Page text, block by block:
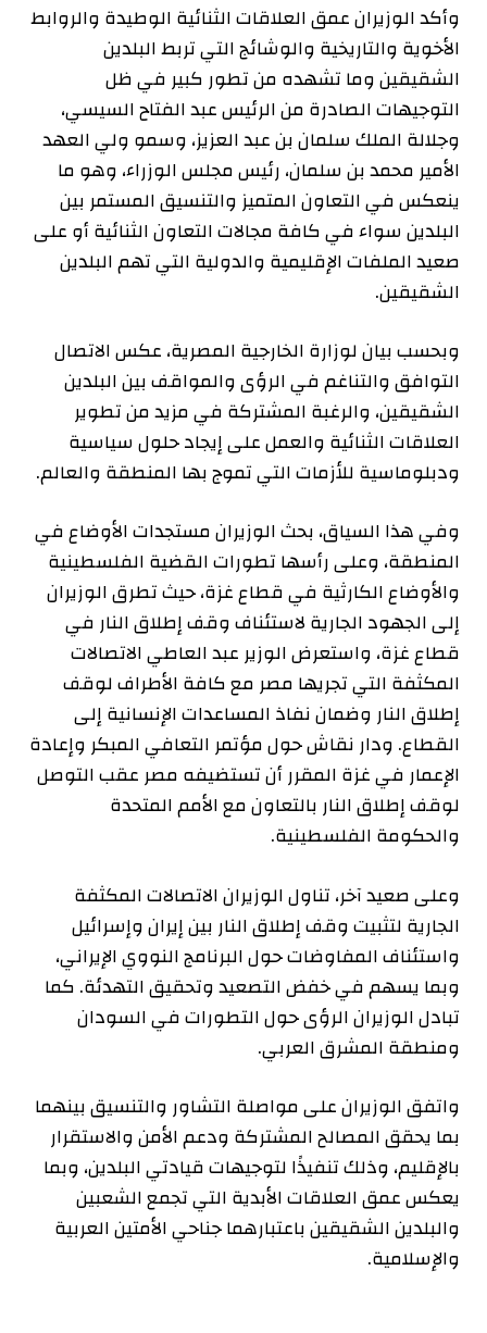
وأكد الوزيران عمق العلاقات الثنائية الوطيدة والروابط
الأخوية والتاريخية والوشائج التي تربط البلدين
الشقيقين وما تشهده من تطور كبير في ظل
التوجيهات الصادرة من الرئيس عبد الفتاح السيسي،
وجلالة الملك سلمان بن عبد العزيز، وسمو ولي العهد
الأمير محمد بن سلمان، رئيس مجلس الوزراء، وهو ما
ينعكس في التعاون المتميز والتنسيق المستمر بين
البلدين سواء في كافة مجالات التعاون الثنائية أو على
صعيد الملفات الإقليمية والدولية التي تهم البلدين
الشقيقين.
وبحسب بيان لوزارة الخارجية المصرية، عكس الاتصال
التوافق والتناغم في الرؤى والمواقف بين البلدين
الشقيقين، والرغبة المشتركة في مزيد من تطوير
العلاقات الثنائية والعمل على إيجاد حلول سياسية
ودبلوماسية للأزمات التي تموج بها المنطقة والعالم.
وفي هذا السياق، بحث الوزيران مستجدات الأوضاع في
المنطقة، وعلى رأسها تطورات القضية الفلسطينية
والأوضاع الكارثية في قطاع غزة، حيث تطرق الوزيران
إلى الجهود الجارية لاستئناف وقف إطلاق النار في
قطاع غزة، واستعرض الوزير عبد العاطي الاتصالات
المكثفة التي تجريها مصر مع كافة الأطراف لوقف
إطلاق النار وضمان نفاذ المساعدات الإنسانية إلى
القطاع. ودار نقاش حول مؤتمر التعافي المبكر وإعادة
الإعمار في غزة المقرر أن تستضيفه مصر عقب التوصل
لوقف إطلاق النار بالتعاون مع الأمم المتحدة
والحكومة الفلسطينية.
وعلى صعيد آخر، تناول الوزيران الاتصالات المكثفة
الجارية لتثبيت وقف إطلاق النار بين إيران وإسرائيل
واستئناف المفاوضات حول البرنامج النووي الإيراني،
وبما يسهم في خفض التصعيد وتحقيق التهدئة. كما
تبادل الوزيران الرؤى حول التطورات في السودان
ومنطقة المشرق العربي.
واتفق الوزيران على مواصلة التشاور والتنسيق بينهما
بما يحقق المصالح المشتركة ودعم الأمن والاستقرار
بالإقليم، وذلك تنفيذًا لتوجيهات قيادتي البلدين، وبما
يعكس عمق العلاقات الأبدية التي تجمع الشعبين
والبلدين الشقيقين باعتبارهما جناحي الأمتين العربية
والإسلامية.